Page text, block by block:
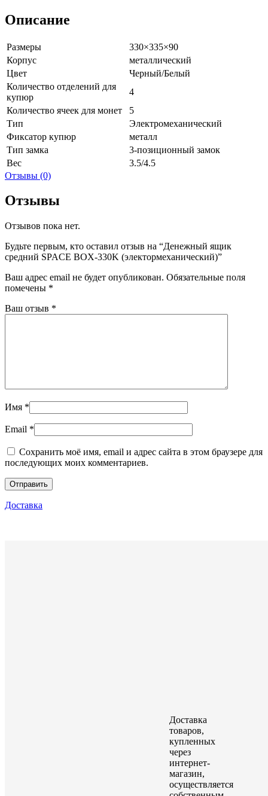
Описание
Размеры
330×335×90
Корпус
металлический
Цвет
Черный/Белый
Количество отделений для
купюр
4
Количество ячеек для монет
5
Тип
Электромеханический
Фиксатор купюр
металл
Тип замка
3-позиционный замок
Вес
3.5/4.5
Отзывы (0)
Отзывы
Отзывов пока нет.
Будьте первым, кто оставил отзыв на “Денежный ящик
средний SPACE BOX-330K (электормеханический)”
Ваш адрес email не будет опубликован. Обязательные поля
помечены *
Ваш отзыв *
Имя *
Email *
Сохранить моё имя, email и адрес сайта в этом браузере для
последующих моих комментариев.
Доставка
Доставка
товаров,
купленных
через
интернет-
магазин,
осуществляется